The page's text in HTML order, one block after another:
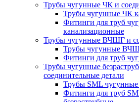
Трубы чугунные ЧК и
Трубы чугунные ЧК
Фитинги для труб
канализационные
Трубы чугунные ВЧШГ и
Трубы чугунные
Фитинги для труб
Трубы чугунные
соединительные детали
Трубы SML чугунные
Фитинги для труб